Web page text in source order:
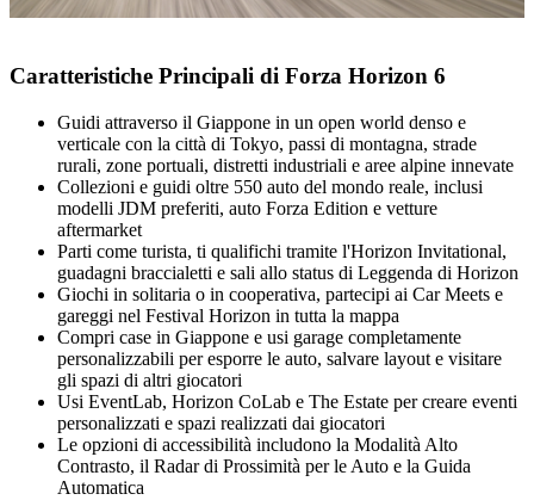
Caratteristiche Principali di Forza Horizon 6
Guidi attraverso il Giappone in un open world denso e
verticale con la città di Tokyo, passi di montagna, strade
rurali, zone portuali, distretti industriali e aree alpine innevate
Collezioni e guidi oltre 550 auto del mondo reale, inclusi
modelli JDM preferiti, auto Forza Edition e vetture
aftermarket
Parti come turista, ti qualifichi tramite l'Horizon Invitational,
guadagni braccialetti e sali allo status di Leggenda di Horizon
Giochi in solitaria o in cooperativa, partecipi ai Car Meets e
gareggi nel Festival Horizon in tutta la mappa
Compri case in Giappone e usi garage completamente
personalizzabili per esporre le auto, salvare layout e visitare
gli spazi di altri giocatori
Usi EventLab, Horizon CoLab e The Estate per creare eventi
personalizzati e spazi realizzati dai giocatori
Le opzioni di accessibilità includono la Modalità Alto
Contrasto, il Radar di Prossimità per le Auto e la Guida
Automatica